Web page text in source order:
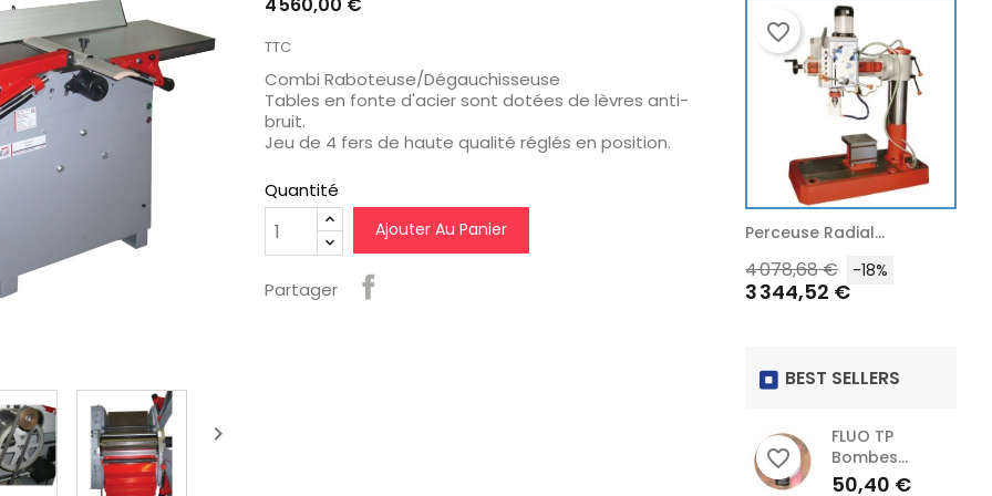

TTC
Combi Raboteuse/Dégauchisseuse
Tables en fonte d'acier sont dotées de lèvres anti-
bruit.
Jeu de 4 fers de haute qualité réglés en position.
Quantité
Ajouter Au Panier
Partager
-20% Prix
Coffret De...
favorite_border
Coffret De Clés...
​​
habituel
465,84 €
372,67 €
Perceuse À Boites...
Prix
habituel
3 710,40 € -18%
3 042,53 €
favorite_border
BEST SELLERS
FLUO TP
Bombes...
Prix
50,40 €
favorite_border